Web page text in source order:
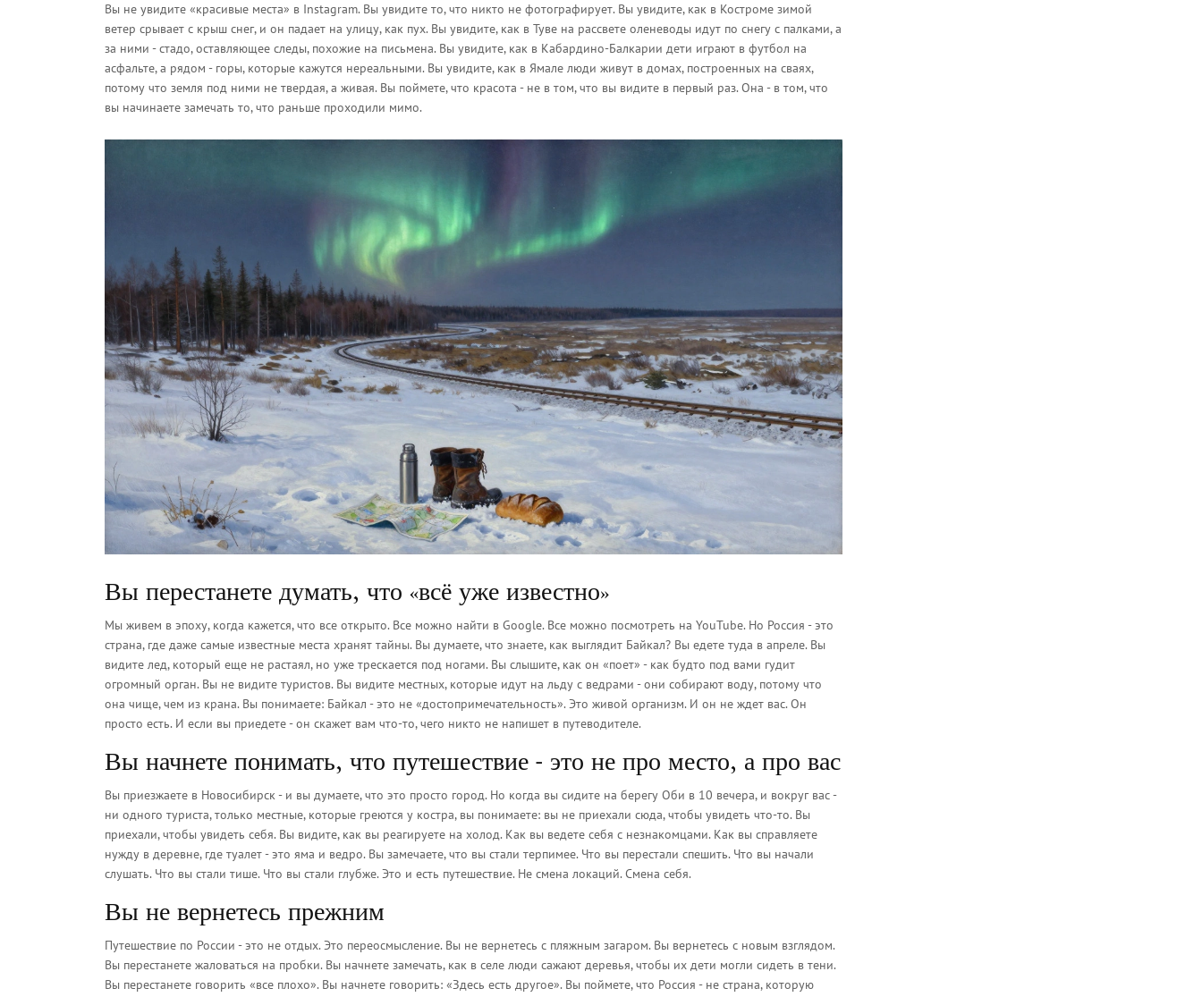
Вы не увидите «красивые места» в Instagram. Вы увидите то, что никто не фотографирует. Вы увидите, как в Костроме зимой
ветер срывает с крыш снег, и он падает на улицу, как пух. Вы увидите, как в Туве на рассвете оленеводы идут по снегу с палками, а
за ними - стадо, оставляющее следы, похожие на письмена. Вы увидите, как в Кабардино-Балкарии дети играют в футбол на
асфальте, а рядом - горы, которые кажутся нереальными. Вы увидите, как в Ямале люди живут в домах, построенных на сваях,
потому что земля под ними не твердая, а живая. Вы поймете, что красота - не в том, что вы видите в первый раз. Она - в том, что
вы начинаете замечать то, что раньше проходили мимо.
Вы перестанете думать, что «всё уже известно»
Мы живем в эпоху, когда кажется, что все открыто. Все можно найти в Google. Все можно посмотреть на YouTube. Но Россия - это
страна, где даже самые известные места хранят тайны. Вы думаете, что знаете, как выглядит Байкал? Вы едете туда в апреле. Вы
видите лед, который еще не растаял, но уже трескается под ногами. Вы слышите, как он «поет» - как будто под вами гудит
огромный орган. Вы не видите туристов. Вы видите местных, которые идут на льду с ведрами - они собирают воду, потому что
она чище, чем из крана. Вы понимаете: Байкал - это не «достопримечательность». Это живой организм. И он не ждет вас. Он
просто есть. И если вы приедете - он скажет вам что-то, чего никто не напишет в путеводителе.
Вы начнете понимать, что путешествие - это не про место, а про вас
Вы приезжаете в Новосибирск - и вы думаете, что это просто город. Но когда вы сидите на берегу Оби в 10 вечера, и вокруг вас -
ни одного туриста, только местные, которые греются у костра, вы понимаете: вы не приехали сюда, чтобы увидеть что-то. Вы
приехали, чтобы увидеть себя. Вы видите, как вы реагируете на холод. Как вы ведете себя с незнакомцами. Как вы справляете
нужду в деревне, где туалет - это яма и ведро. Вы замечаете, что вы стали терпимее. Что вы перестали спешить. Что вы начали
слушать. Что вы стали тише. Что вы стали глубже. Это и есть путешествие. Не смена локаций. Смена себя.
Вы не вернетесь прежним
Путешествие по России - это не отдых. Это переосмысление. Вы не вернетесь с пляжным загаром. Вы вернетесь с новым взглядом.
Вы перестанете жаловаться на пробки. Вы начнете замечать, как в селе люди сажают деревья, чтобы их дети могли сидеть в тени.
Вы перестанете говорить «все плохо». Вы начнете говорить: «Здесь есть другое». Вы поймете, что Россия - не страна, которую